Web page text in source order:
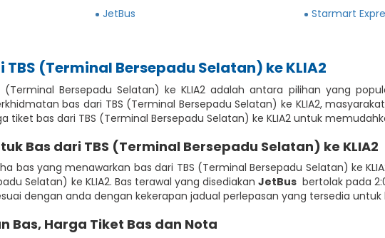
JetBus Starmart
TBS (Terminal Bersepadu Selatan) ke KLIA2
(Terminal Bersepadu Selatan) ke KLIA2 adalah antara pilihan yang
bas dari TBS (Terminal Bersepadu Selatan) ke KLIA2,
tiket bas dari TBS (Terminal Bersepadu Selatan) ke KLIA2 untuk
Bas dari TBS (Terminal Bersepadu Selatan) ke KLIA2
bas yang menawarkan bas dari TBS (Terminal Bersepadu Selatan) ke
Selatan) ke KLIA2. Bas terawal yang disediakan JetBusbertolak pada
dengan anda dengan kekerapan jadual perlepasan yang tersedia untuk
Bas, Harga Tiket Bas dan Nota